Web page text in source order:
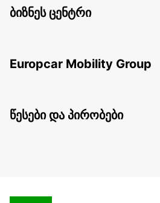
ბიზნეს ცენტრი
Europcar Mobility Group
წესები და პირობები